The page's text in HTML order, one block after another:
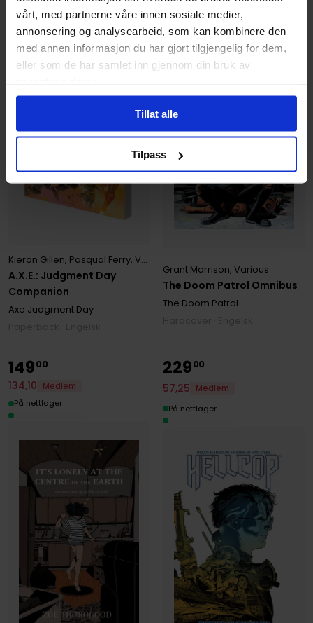
vårt, med partnerne våre innen sosiale medier,
annonsering og analysearbeid, som kan kombinere den
med annen informasjon du har gjort tilgjengelig for dem,
eller som de har samlet inn gjennom din bruk av
Tillat alle
Tilpass
A.X.E.: Judgment Day
Companion
Kieron Gillen, Pasqual Ferry, Various
Axe Judgment Day
På nettlager
The Doom Patrol Omnibus
Grant Morrison,Various
The Doom Patrol
Kun 1 igjen
14900
134,10
Medlem
På nettlager
22900
57,25
Medlem
På nettlager